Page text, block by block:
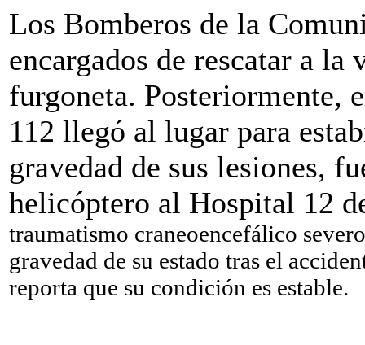
Los Bomberos de la
encargados de rescatar a
furgoneta. Posteriormente,
112 llegó al lugar para
gravedad de sus lesiones,
helicóptero al Hospital 12
traumatismo craneoencefálico
gravedad de su estado tras el
reporta que su condición es estable.